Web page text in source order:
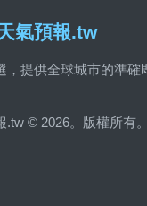
氣預報.tw
，提供全球城市的準確
.tw © 2026。版權所有。